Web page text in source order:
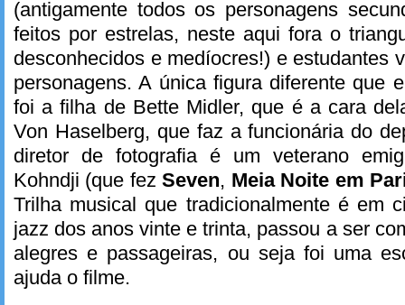
(antigamente todos os personagens
feitos por estrelas, neste aqui fora o
desconhecidos e medíocres!) e estudantes
personagens. A única figura diferente que
foi a filha de Bette Midler, que é a cara
Von Haselberg, que faz a funcionária do
diretor de fotografia é um veterano
Kohndji (que fezSeven, Meia Noite em
Trilha musical que tradicionalmente é em
jazz dos anos vinte e trinta, passou a ser
alegres e passageiras, ou seja foi uma
ajuda o filme.